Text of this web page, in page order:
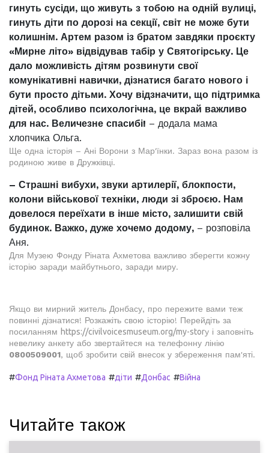
гинуть сусіди, що живуть з тобою на одній вулиці,
гинуть діти по дорозі на секції, світ не може бути
колишнім. Артем разом із братом завдяки проєкту
«Мирне літо» відвідував табір у Святогірську. Це
дало можливість дітям розвинути свої
комунікативні навички, дізнатися багато нового і
бути просто дітьми. Хочу відзначити, що підтримка
дітей, особливо психологічна, це вкрай важливо
для нас. Величезне спасибі! – додала мама
хлопчика Ольга.
Ще одна історія – Ані Ворони з Мар'їнки. Зараз вона разом із
родиною живе в Дружківці.
– Страшні вибухи, звуки артилерії, блокпости,
колони військової техніки, люди зі зброєю. Нам
довелося переїхати в інше місто, залишити свій
будинок. Важко, дуже хочемо додому, – розповіла
Аня.
Для Музею Фонду Ріната Ахметова важливо зберегти кожну
історію заради майбутнього, заради миру.
Якщо ви мирний житель Донбасу, про пережите вами теж
повинні дізнатися! Розкажіть свою історію! Перейдіть за
посиланням https://civilvoicesmuseum.org/my-story і заповніть
невелику анкету або звертайтеся на телефонну лінію
0800509001, щоб зробити свій внесок у збереження пам'яті.
#Фонд Ріната Ахметова #діти #Донбас #Війна
Читайте також